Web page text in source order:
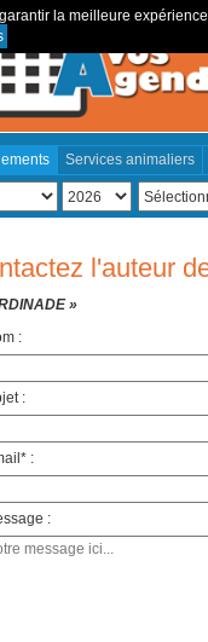
la meilleure
Services animaliers
l'auteur
»
:
:
:
: